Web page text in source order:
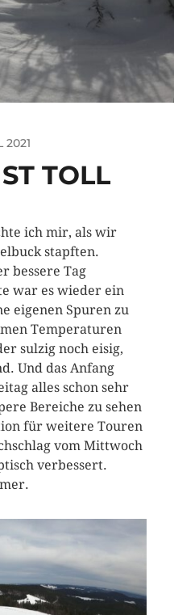
2021
TOLL
ich mir, als wir
stapften.
bessere Tag
war es wieder ein
eigenen Spuren zu
Temperaturen
sulzig noch eisig,
Und das Anfang
alles schon sehr
Bereiche zu sehen
für weitere Touren
vom Mittwoch
verbessert.